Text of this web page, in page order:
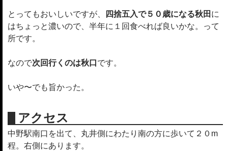
とってもおいしいですが、 四捨五入で５０歳になる秋田 に
はちょっと濃いので、半年に１回食べれば良いかな。って
所です。
なので次回行くのは秋口 です。
いや〜でも旨かった。
アクセス
中野駅南口を出て、丸井側にわたり南の方に歩いて２０m
程。右側にあります。